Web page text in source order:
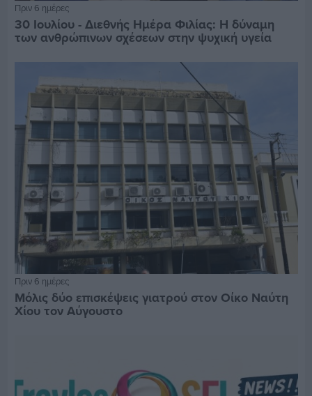
Πριν 6 ημέρες
30 Ιουλίου - Διεθνής Ημέρα Φιλίας: Η δύναμη
των ανθρώπινων σχέσεων στην ψυχική υγεία
Πριν 6 ημέρες
Μόλις δύο επισκέψεις γιατρού στον Οίκο Ναύτη
Χίου τον Αύγουστο